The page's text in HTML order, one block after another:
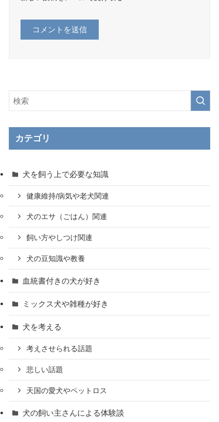
カテゴリ
犬を飼う上で必要な知識
健康維持/病気や老犬関連
犬のエサ（ごはん）関連
飼い方やしつけ関連
犬の豆知識や教養
血統書付きの犬が好き
ミックス犬や雑種が好き
犬を考える
考えさせられる話題
悲しい話題
天国の愛犬やペットロス
犬の飼い主さんによる体験談